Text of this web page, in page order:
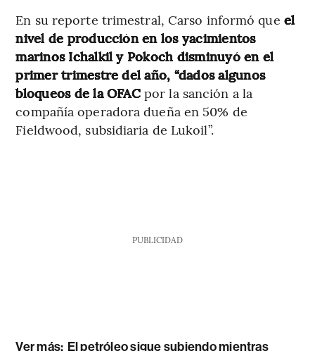
En su reporte trimestral, Carso informó que el
nivel de producción en los yacimientos
marinos Ichalkil y Pokoch disminuyó en el
primer trimestre del año, “dados algunos
bloqueos de la OFACpor la sanción a la
compañía operadora dueña en 50% de
Fieldwood, subsidiaria de Lukoil”.
PUBLICIDAD
Ver más: El petróleo sigue subiendo mientras